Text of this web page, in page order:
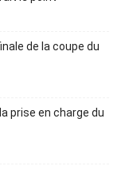
de la coupe du
prise en charge du